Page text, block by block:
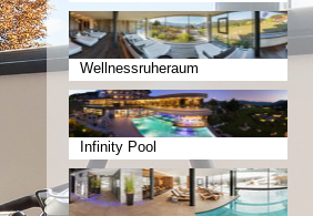
Wellnessruheraum
Infinity Pool